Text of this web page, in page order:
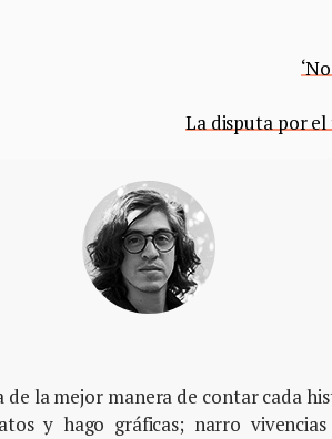
La disputa por
la mejor manera de contar cada
y hago gráficas; narro